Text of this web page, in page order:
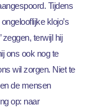
Tijdens
klojo’s
terwijl hij
ons ook nog te
wil zorgen. Niet te
de mensen
op: naar